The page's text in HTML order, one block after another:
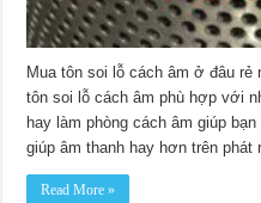
Mua tôn soi lỗ cách âm ở đâu
tôn soi lỗ cách âm phù hợp với
hay làm phòng cách âm giúp
giúp âm thanh hay hơn trên
Read More »